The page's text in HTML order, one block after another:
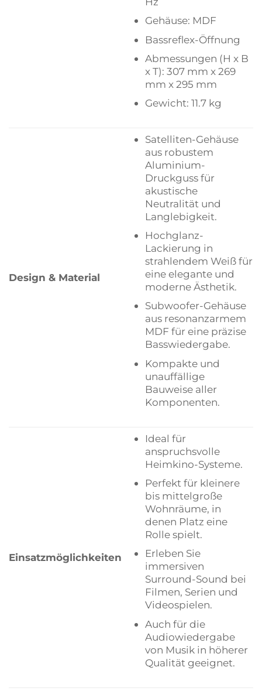
Gehäuse: MDF
Bassreflex-Öffnung
Abmessungen (H x B
x T): 307 mm x 269
mm x 295 mm
Gewicht: 11.7 kg
Design & Material
Satelliten-Gehäuse
aus robustem
Aluminium-
Druckguss für
akustische
Neutralität und
Langlebigkeit.
Hochglanz-
Lackierung in
strahlendem Weiß für
eine elegante und
moderne Ästhetik.
Subwoofer-Gehäuse
aus resonanzarmem
MDF für eine präzise
Basswiedergabe.
Kompakte und
unauffällige
Bauweise aller
Komponenten.
Einsatzmöglichkeiten
Ideal für
anspruchsvolle
Heimkino-Systeme.
Perfekt für kleinere
bis mittelgroße
Wohnräume, in
denen Platz eine
Rolle spielt.
Erleben Sie
immersiven
Surround-Sound bei
Filmen, Serien und
Videospielen.
Auch für die
Audiowiedergabe
von Musik in höherer
Qualität geeignet.